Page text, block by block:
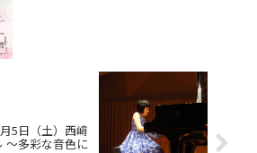
5日（土）西﨑
～多彩な音色に